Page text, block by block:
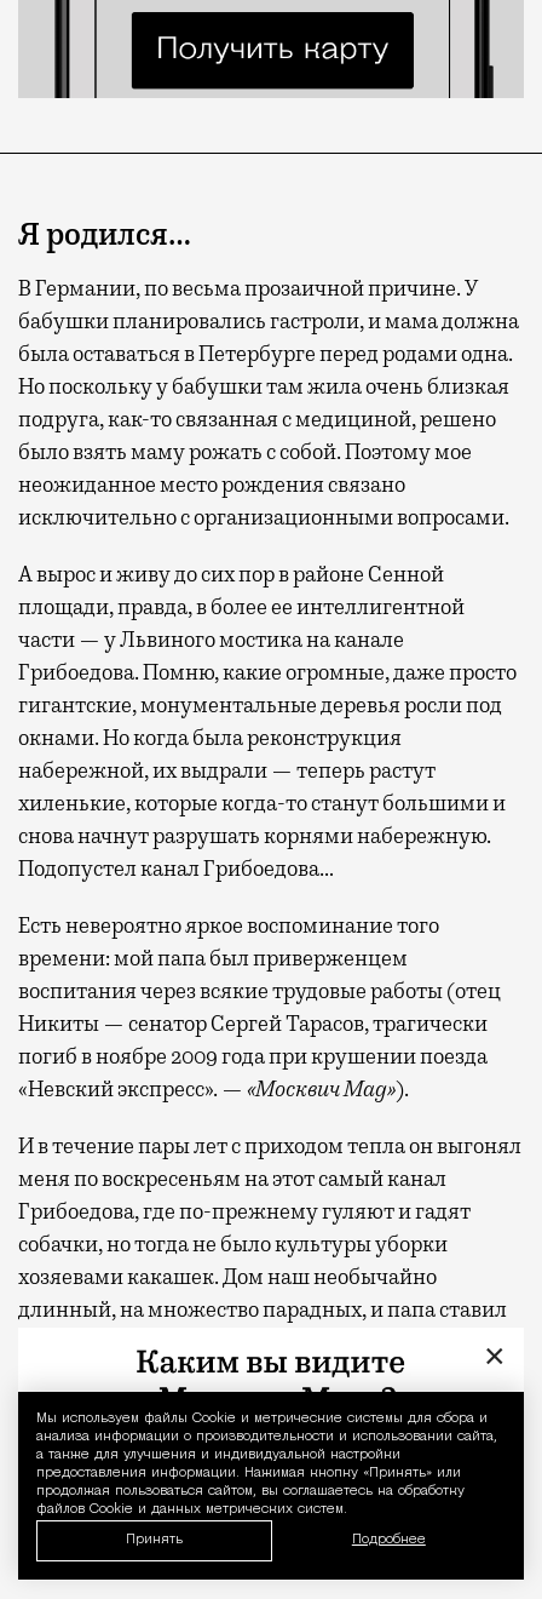
Уведомление
Мы используем файлы Сookie и метрические системы для сбора и
анализа информации о производительности и использовании сайта,
а также для улучшения и индивидуальной настройки
предоставления информации. Нажимая кнопку «Принять» или
продолжая пользоваться сайтом, вы соглашаетесь на обработку
файлов Cookie и данных метрических систем.
Принять Подробнее
Я родился…
В Германии, по весьма прозаичной причине. У
бабушки планировались гастроли, и мама должна
была оставаться в Петербурге перед родами одна.
Но поскольку у бабушки там жила очень близкая
подруга, как-то связанная с медициной, решено
было взять маму рожать с собой. Поэтому мое
неожиданное место рождения связано
исключительно с организационными вопросами.
А вырос и живу до сих пор в районе Сенной
площади, правда, в более ее интеллигентной
части — у Львиного мостика на канале
Грибоедова. Помню, какие огромные, даже просто
гигантские, монументальные деревья росли под
окнами. Но когда была реконструкция
набережной, их выдрали — теперь растут
хиленькие, которые когда-то станут большими и
снова начнут разрушать корнями набережную.
Подопустел канал Грибоедова…
Есть невероятно яркое воспоминание того
времени: мой папа был приверженцем
воспитания через всякие трудовые работы (отец
Никиты — сенатор Сергей Тарасов, трагически
погиб в ноябре 2009 года при крушении поезда
«Невский экспресс». — «Москвич Mag»).
И в течение пары лет с приходом тепла он выгонял
меня по воскресеньям на этот самый канал
Грибоедова, где по-прежнему гуляют и гадят
собачки, но тогда не было культуры уборки
хозяевами какашек. Дом наш необычайно
длинный, на множество парадных, и папа ставил
другого, потому что должно быть чисто там, где
живешь. Сам он при этом, как говорил, руководил
моей работой, то есть лежал на диване, смотрел
футбол и читал газеты, периодически
высовываясь из окна, чтобы контролировать ход
×